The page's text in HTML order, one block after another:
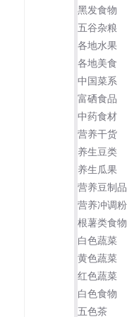
黑发食物
五谷杂粮
各地水果
各地美食
中国菜系
富硒食品
中药食材
营养干货
养生豆类
养生瓜果
营养豆制品
营养冲调粉
根薯类食物
白色蔬菜
黄色蔬菜
红色蔬菜
白色食物
五色茶